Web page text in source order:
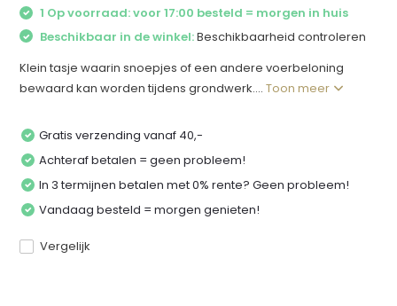
1 Op voorraad: voor 17:00 besteld = morgen in huis
Beschikbaar in de winkel:Beschikbaarheid controleren
Klein tasje waarin snoepjes of een andere voerbeloning
bewaard kan worden tijdens grondwerk....Toon meer
Gratis verzending vanaf 40,-
Achteraf betalen = geen probleem!
In 3 termijnen betalen met 0% rente? Geen probleem!
Vandaag besteld = morgen genieten!
Vergelijk